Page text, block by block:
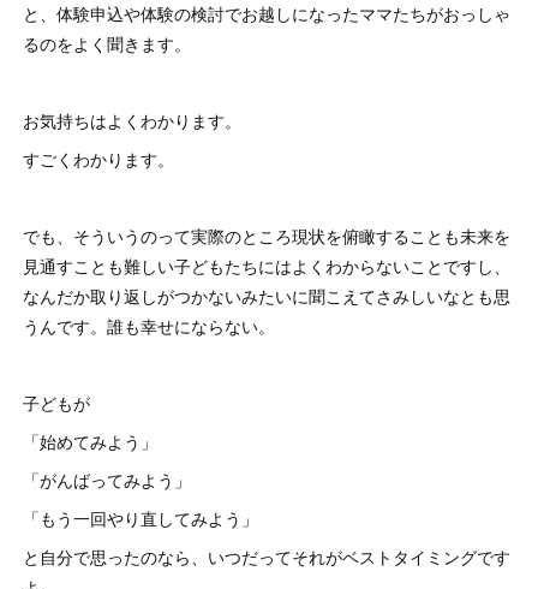
と、体験申込や体験の検討でお越しになったママたちがおっしゃ
るのをよく聞きます。
お気持ちはよくわかります。
すごくわかります。
でも、そういうのって実際のところ現状を俯瞰することも未来を
見通すことも難しい子どもたちにはよくわからないことですし、
なんだか取り返しがつかないみたいに聞こえてさみしいなとも思
うんです。誰も幸せにならない。
子どもが
「始めてみよう」
「がんばってみよう」
「もう一回やり直してみよう」
と自分で思ったのなら、いつだってそれがベストタイミングです